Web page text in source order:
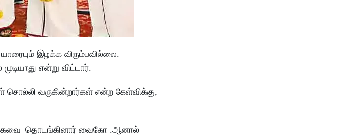
இழக்க விரும்பவில்லை.
என்று விட்டார்.
வருகின்றார்கள் என்ற கேள்விக்கு,
மதிமுகவை தொடங்கினார் வைகோ .ஆனால்